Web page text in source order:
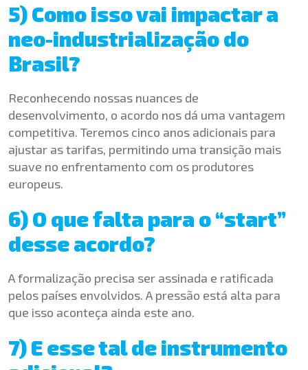
5) Como isso vai impactar a
neo-industrialização do
Brasil?
Reconhecendo nossas nuances de
desenvolvimento, o acordo nos dá uma vantagem
competitiva. Teremos cinco anos adicionais para
ajustar as tarifas, permitindo uma transição mais
suave no enfrentamento com os produtores
europeus.
6) O que falta para o “start”
desse acordo?
A formalização precisa ser assinada e ratificada
pelos países envolvidos. A pressão está alta para
que isso aconteça ainda este ano.
7) E esse tal de instrumento